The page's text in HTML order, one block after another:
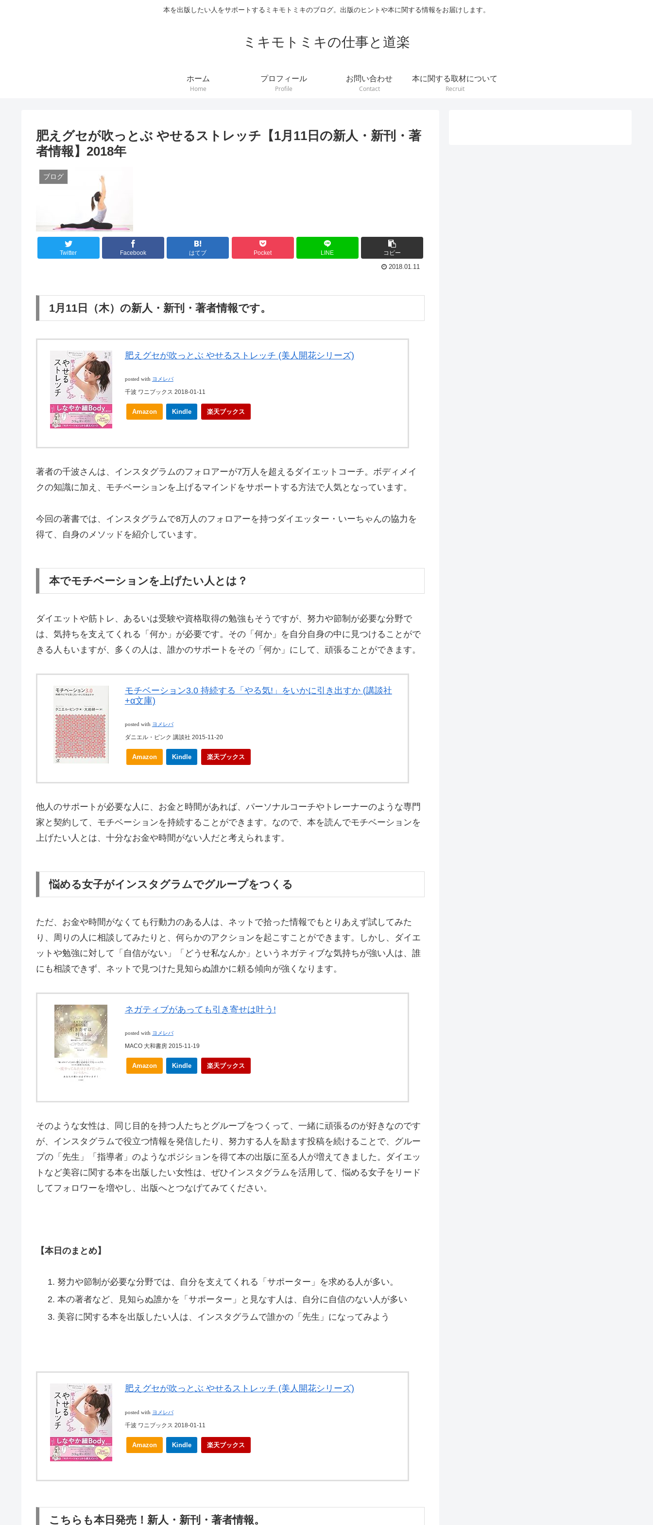
本を出版したい人をサポートするミキモトミキのブログ。出版のヒントや本に関する情報をお届けします。
ミキモトミキの仕事と道楽
ホーム
Home
プロフィール
Profile
お問い合わせ
Contact
本に関する取材について
Recruit
肥えグセが吹っとぶ やせるストレッチ【1月11日の新人・新刊・著
者情報】2018年
ブログ
Twitter Facebook はてブ Pocket LINE コピー
2018.01.11
1月11日（木）の新人・新刊・著者情報です。
肥えグセが吹っとぶ やせるストレッチ (美人開花シリーズ)
posted with ヨメレバ
千波 ワニブックス 2018-01-11
Amazon Kindle 楽天ブックス
著者の千波さんは、インスタグラムのフォロアーが7万人を超えるダイエットコーチ。ボディメイ
クの知識に加え、モチベーションを上げるマインドをサポートする方法で人気となっています。
今回の著書では、インスタグラムで8万人のフォロアーを持つダイエッター・いーちゃんの協力を
得て、自身のメソッドを紹介しています。
本でモチベーションを上げたい人とは？
ダイエットや筋トレ、あるいは受験や資格取得の勉強もそうですが、努力や節制が必要な分野で
は、気持ちを支えてくれる「何か」が必要です。その「何か」を自分自身の中に見つけることがで
きる人もいますが、多くの人は、誰かのサポートをその「何か」にして、頑張ることができます。
モチベーション3.0 持続する「やる気!」をいかに引き出すか (講談社
+α文庫)
posted with ヨメレバ
ダニエル・ピンク 講談社 2015-11-20
Amazon Kindle 楽天ブックス
他人のサポートが必要な人に、お金と時間があれば、パーソナルコーチやトレーナーのような専門
家と契約して、モチベーションを持続することができます。なので、本を読んでモチベーションを
上げたい人とは、十分なお金や時間がない人だと考えられます。
悩める女子がインスタグラムでグループをつくる
ただ、お金や時間がなくても行動力のある人は、ネットで拾った情報でもとりあえず試してみた
り、周りの人に相談してみたりと、何らかのアクションを起こすことができます。しかし、ダイエ
ットや勉強に対して「自信がない」「どうせ私なんか」というネガティブな気持ちが強い人は、誰
にも相談できず、ネットで見つけた見知らぬ誰かに頼る傾向が強くなります。
ネガティブがあっても引き寄せは叶う!
posted with ヨメレバ
MACO 大和書房 2015-11-19
Amazon Kindle 楽天ブックス
そのような女性は、同じ目的を持つ人たちとグループをつくって、一緒に頑張るのが好きなのです
が、インスタグラムで役立つ情報を発信したり、努力する人を励ます投稿を続けることで、グルー
プの「先生」「指導者」のようなポジションを得て本の出版に至る人が増えてきました。ダイエッ
トなど美容に関する本を出版したい女性は、ぜひインスタグラムを活用して、悩める女子をリード
してフォロワーを増やし、出版へとつなげてみてください。
【本日のまとめ】
努力や節制が必要な分野では、自分を支えてくれる「サポーター」を求める人が多い。
本の著者など、見知らぬ誰かを「サポーター」と見なす人は、自分に自信のない人が多い
美容に関する本を出版したい人は、インスタグラムで誰かの「先生」になってみよう
肥えグセが吹っとぶ やせるストレッチ (美人開花シリーズ)
posted with ヨメレバ
千波 ワニブックス 2018-01-11
Amazon Kindle 楽天ブックス
こちらも本日発売！新人・新刊・著者情報。